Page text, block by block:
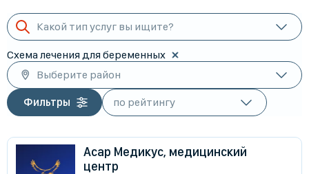
Какой тип услуг вы ищите?
Схема лечения для беременных
Выберите район
Фильтры
Асар Медикус, медицинский
центр